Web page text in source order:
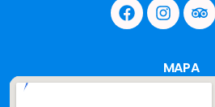
MAPA